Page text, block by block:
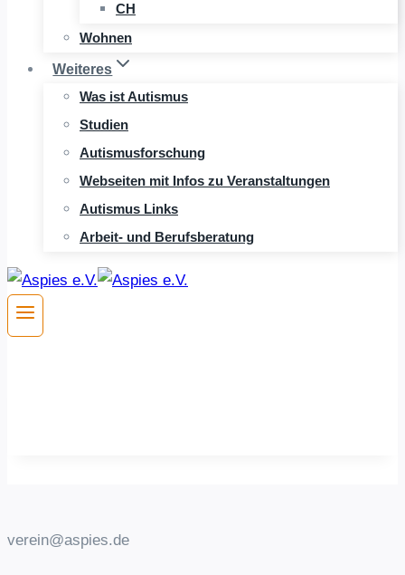
CH
Wohnen
Weiteres
Was ist Autismus
Studien
Autismusforschung
Webseiten mit Infos zu Veranstaltungen
Autismus Links
Arbeit- und Berufsberatung
verein@aspies.de